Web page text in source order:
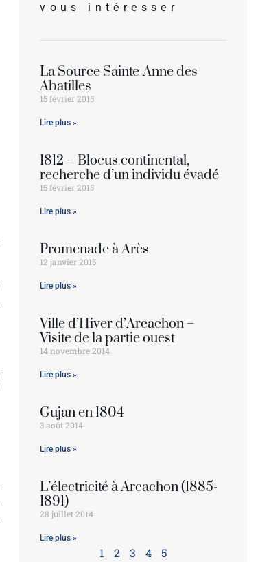
vous intéresser
La Source Sainte-Anne des
Abatilles
15 février 2015
Lire plus »
1812 – Blocus continental,
recherche d’un individu évadé
15 février 2015
Lire plus »
Promenade à Arès
12 janvier 2015
Lire plus »
Ville d’Hiver d’Arcachon –
Visite de la partie ouest
14 novembre 2014
Lire plus »
Gujan en 1804
3 août 2014
Lire plus »
L’électricité à Arcachon (1885-
1891)
28 juillet 2014
Lire plus »
1 2 3 4 5